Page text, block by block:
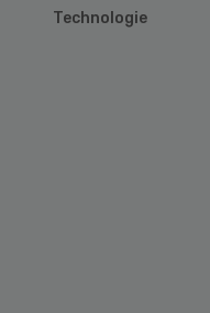
Technologie